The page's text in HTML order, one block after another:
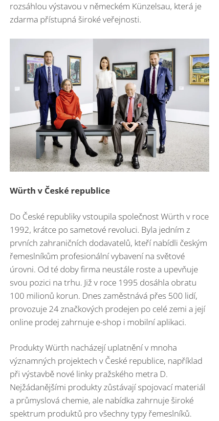
rozsáhlou výstavou v německém Künzelsau, která je
zdarma přístupná široké veřejnosti.
Würth v České republice
Do České republiky vstoupila společnost Würth v roce
1992, krátce po sametové revoluci. Byla jedním z
prvních zahraničních dodavatelů, kteří nabídli českým
řemeslníkům profesionální vybavení na světové
úrovni. Od té doby firma neustále roste a upevňuje
svou pozici na trhu. Již v roce 1995 dosáhla obratu
100 milionů korun. Dnes zaměstnává přes 500 lidí,
provozuje 24 značkových prodejen po celé zemi a její
online prodej zahrnuje e-shop i mobilní aplikaci.
Produkty Würth nacházejí uplatnění v mnoha
významných projektech v České republice, například
při výstavbě nové linky pražského metra D.
Nejžádanějšími produkty zůstávají spojovací materiál
a průmyslová chemie, ale nabídka zahrnuje široké
spektrum produktů pro všechny typy řemeslníků.